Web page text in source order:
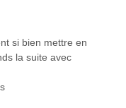
si bien mettre en
la suite avec